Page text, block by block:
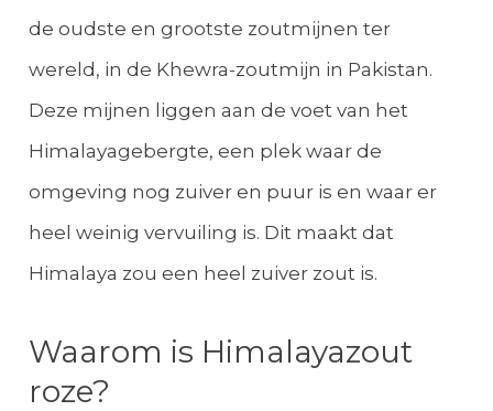
de oudste en grootste zoutmijnen ter
wereld, in de Khewra-zoutmijn in Pakistan.
Deze mijnen liggen aan de voet van het
Himalayagebergte, een plek waar de
omgeving nog zuiver en puur is en waar er
heel weinig vervuiling is. Dit maakt dat
Himalaya zou een heel zuiver zout is.
Waarom is Himalayazout
roze?